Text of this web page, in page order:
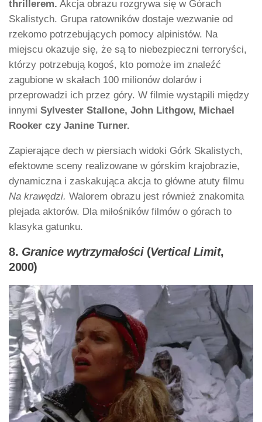
thrillerem. Akcja obrazu rozgrywa się w Górach
Skalistych. Grupa ratowników dostaje wezwanie od
rzekomo potrzebujących pomocy alpinistów. Na
miejscu okazuje się, że są to niebezpieczni terroryści,
którzy potrzebują kogoś, kto pomoże im znaleźć
zagubione w skałach 100 milionów dolarów i
przeprowadzi ich przez góry. W filmie wystąpili między
innymi Sylvester Stallone, John Lithgow, Michael
Rooker czy Janine Turner.
Zapierające dech w piersiach widoki Górk Skalistych,
efektowne sceny realizowane w górskim krajobrazie,
dynamiczna i zaskakująca akcja to główne atuty filmu
Na krawędzi. Walorem obrazu jest również znakomita
plejada aktorów. Dla miłośników filmów o górach to
klasyka gatunku.
8. Granice wytrzymałości(Vertical Limit,
2000)